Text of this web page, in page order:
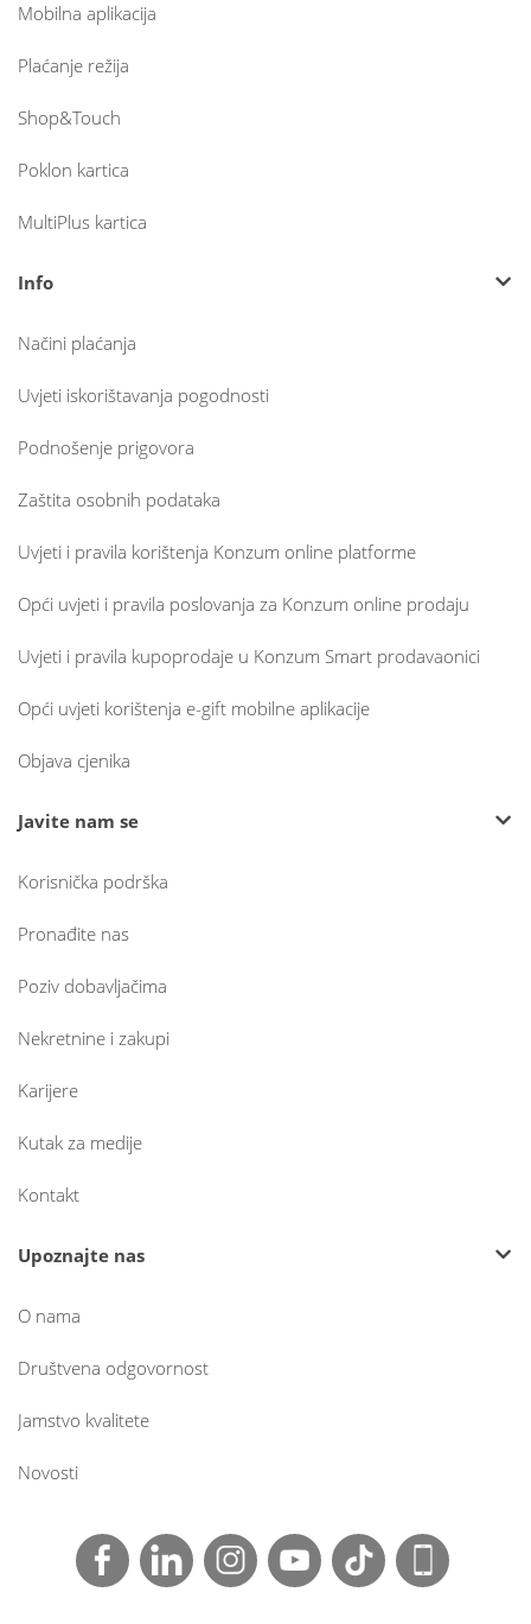
Mobilna aplikacija
Plaćanje režija
Shop&Touch
Poklon kartica
MultiPlus kartica
Info
Načini plaćanja
Uvjeti iskorištavanja pogodnosti
Podnošenje prigovora
Zaštita osobnih podataka
Uvjeti i pravila korištenja Konzum online platforme
Opći uvjeti i pravila poslovanja za Konzum online prodaju
Uvjeti i pravila kupoprodaje u Konzum Smart prodavaonici
Opći uvjeti korištenja e-gift mobilne aplikacije
Objava cjenika
Javite nam se
Korisnička podrška
Pronađite nas
Poziv dobavljačima
Nekretnine i zakupi
Karijere
Kutak za medije
Kontakt
Upoznajte nas
O nama
Društvena odgovornost
Jamstvo kvalitete
Novosti